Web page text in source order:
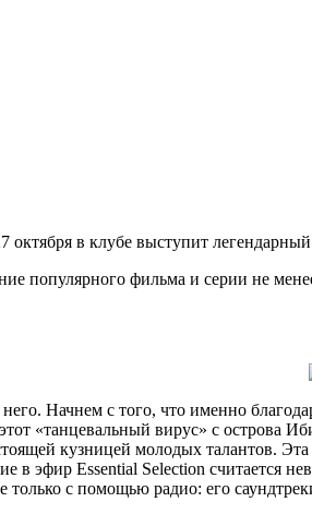
октября в клубе выступит
популярного фильма и серии не
Начнем с того, что именно
«танцевальный вирус» с острова
кузницей молодых талантов.
в эфир Essential Selection
только с помощью радио: его